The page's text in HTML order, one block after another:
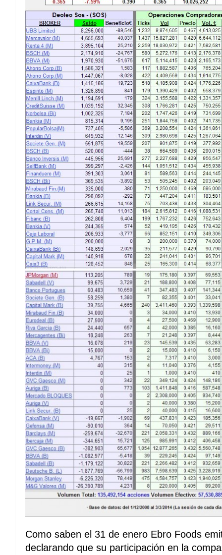
Como saben el 31 de enero Ebro Foods
declarando que su participación en la